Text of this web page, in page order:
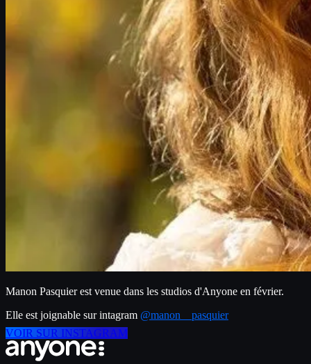
Manon Pasquier est venue dans les studios d'Anyone en février.
Elle est joignable sur intagram @manon__pasquier
VOIR SUR INSTAGRAM